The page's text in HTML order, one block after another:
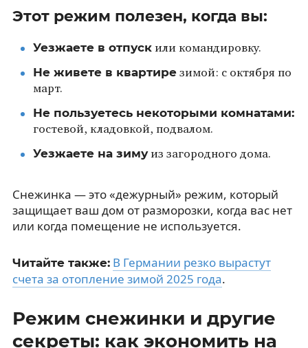
Этот режим полезен, когда вы:
Уезжаете в отпускили командировку.
Не живете в квартирезимой: с октября по
март.
Не пользуетесь некоторыми комнатами:
гостевой, кладовкой, подвалом.
Уезжаете на зимуиз загородного дома.
Снежинка — это «дежурный» режим, который
защищает ваш дом от разморозки, когда вас нет
или когда помещение не используется.
Читайте также: В Германии резко вырастут
счета за отопление зимой 2025 года.
Режим снежинки и другие
секреты: как экономить на